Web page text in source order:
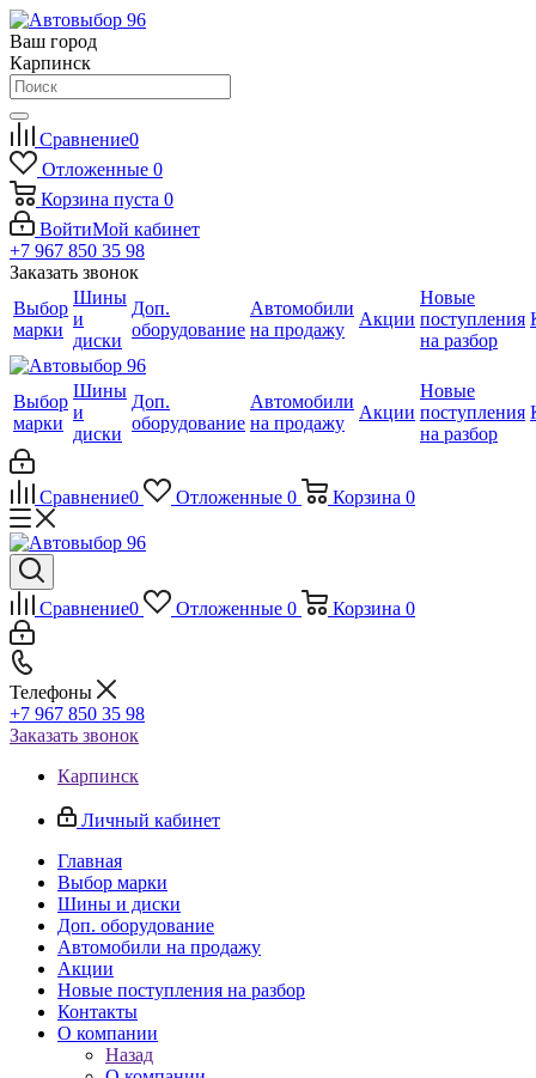
Ваш город
Карпинск
Сравнение0
Отложенные 0
Корзина пуста 0
ВойтиМой кабинет
+7 967 850 35 98
Заказать звонок
Выбор
марки
Шины
и
диски
Доп.
оборудование
Автомобили
на продажу
Акции
Новые
поступления
на разбор
Выбор
марки
Шины
и
диски
Доп.
оборудование
Автомобили
на продажу
Акции
Новые
поступления
на разбор
Сравнение0 Отложенные 0 Корзина 0
Сравнение0 Отложенные 0 Корзина 0
Телефоны
+7 967 850 35 98
Заказать звонок
Карпинск
Личный кабинет
Главная
Выбор марки
Шины и диски
Доп. оборудование
Автомобили на продажу
Акции
Новые поступления на разбор
Контакты
О компании
Назад